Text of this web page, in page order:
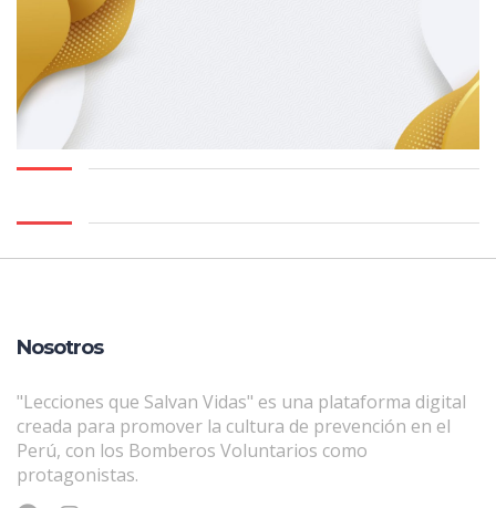
Nosotros
"Lecciones que Salvan Vidas" es una plataforma digital
creada para promover la cultura de prevención en el
Perú, con los Bomberos Voluntarios como
protagonistas.